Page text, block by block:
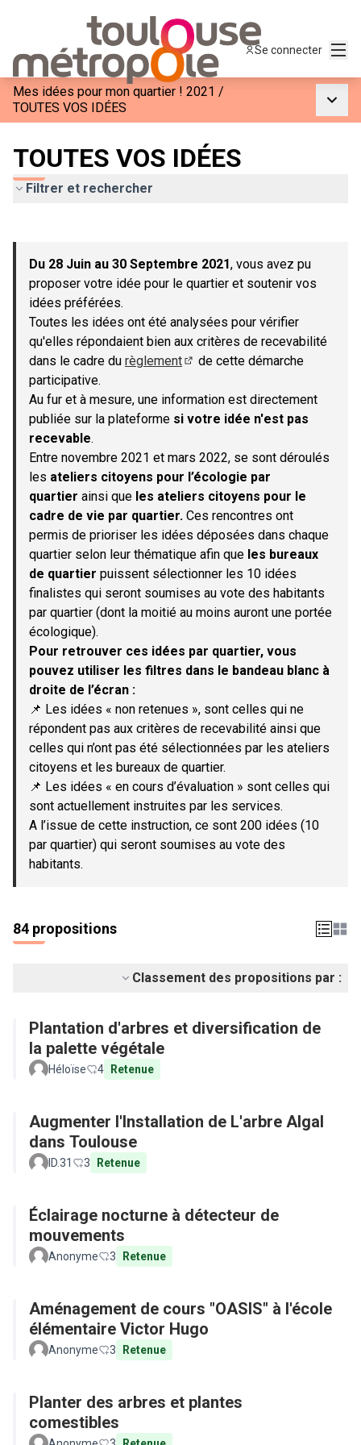
Se connecter
Mes idées pour mon quartier ! 2021 /
TOUTES VOS IDÉES
TOUTES VOS IDÉES
Filtrer et rechercher
−
Du 28 Juin au 30 Septembre 2021, vous avez pu
proposer votre idée pour le quartier et soutenir vos
idées préférées.
Toutes les idées ont été analysées pour vérifier
qu'elles répondaient bien aux critères de recevabilité
dans le cadre du règlement
de cette démarche
participative.
Au fur et à mesure, une information est directement
publiée sur la plateforme si votre idée n'est pas
recevable.
Entre novembre 2021 et mars 2022, se sont déroulés
les ateliers citoyens pour l’écologie par
quartier ainsi que les ateliers citoyens pour le
cadre de vie par quartier. Ces rencontres ont
permis de prioriser les idées déposées dans chaque
quartier selon leur thématique afin que les bureaux
de quartier puissent sélectionner les 10 idées
finalistes qui seront soumises au vote des habitants
par quartier (dont la moitié au moins auront une portée
écologique).
Pour retrouver ces idées par quartier, vous
pouvez utiliser les filtres dans le bandeau blanc à
droite de l’écran :
📌 Les idées « non retenues », sont celles qui ne
répondent pas aux critères de recevabilité ainsi que
celles qui n’ont pas été sélectionnées par les ateliers
citoyens et les bureaux de quartier.
📌 Les idées « en cours d’évaluation » sont celles qui
sont actuellement instruites par les services.
A l’issue de cette instruction, ce sont 200 idées (10
par quartier) qui seront soumises au vote des
habitants.
84 propositions
Classement des propositions par :
Plantation d'arbres et diversification de
la palette végétale
Héloïse 4 Retenue
Augmenter l'Installation de L'arbre Algal
dans Toulouse
ID.31 3 Retenue
Éclairage nocturne à détecteur de
mouvements
Anonyme 3 Retenue
Aménagement de cours "OASIS" à l'école
élémentaire Victor Hugo
Anonyme 3 Retenue
Planter des arbres et plantes
comestibles